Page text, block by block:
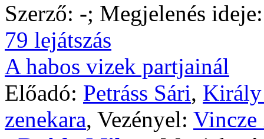
Szerző: -; Megjelenés
79 lejátszás
A habos vizek partjainál
Előadó: Petráss Sári, Király
zenekara, Vezényel: Vincze